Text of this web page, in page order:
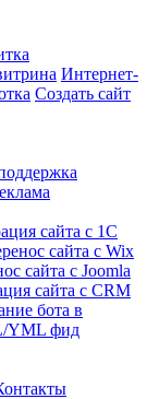
Интернет-
Создать сайт
сайта с 1С
сайта с Wix
сайта с Joomla
сайта с CRM
бота в
YML фид